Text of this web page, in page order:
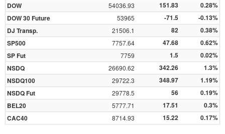
DOW
54036.93 151.83
0.28%
DOW 30 Future
53965 -71.5
-0.13%
DJ Transp.
21506.1 82
0.38%
SP500
7757.64 47.68
0.62%
SP Fut
7759 1.5
0.02%
NSDQ
26690.62 342.26
1.3%
NSDQ100
29722.3 348.97
1.19%
NSDQ Fut
29778.5 56
0.19%
BEL20
5777.71 17.51
0.3%
CAC40
8714.93 15.22 0.17%